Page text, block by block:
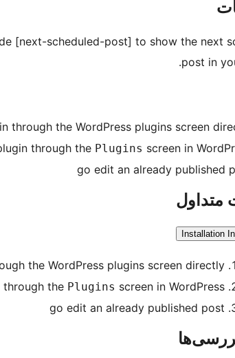
[next-scheduled-post] to show the next
post in
through the WordPress plugins screen
through the Plugins screen in
go edit an already published
متداول
Installation
the WordPress plugins screen directly.
the Plugins screen in WordPress
go edit an already published post